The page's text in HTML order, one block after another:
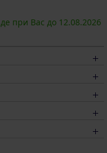
при Вас до 12.08.2026